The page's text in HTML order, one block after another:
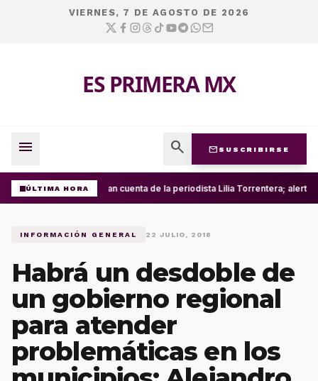
VIERNES, 7 DE AGOSTO DE 2026
ES PRIMERA MX
menu search mail SUSCRIBIRSE
ÚLTIMA HORA Roban cuenta de la periodista Lilia Torrentera;
INFORMACIÓN GENERAL 22 JULIO, 2018
Habrá un desdoble de
un gobierno regional
para atender
problemáticas en los